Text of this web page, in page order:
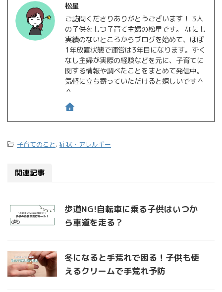
松星
ご訪問くださりありがとうございます！ 3人
の子供をもつ子育て主婦の松星です。 なにも
実績のないところからブログを始めて、ほぼ
1年放置状態で運営は3年目になります。ずく
なし主婦が実際の経験などを元に、子育てに
関する情報や調べたことをまとめて発信中。
気軽に立ち寄っていただけると嬉しいです＾
＾
-子育てのこと, 症状・アレルギー
関連記事
歩道NG!自転車に乗る子供はいつか
ら車道を走る？
冬になると手荒れで困る！子供も使
えるクリームで手荒れ予防